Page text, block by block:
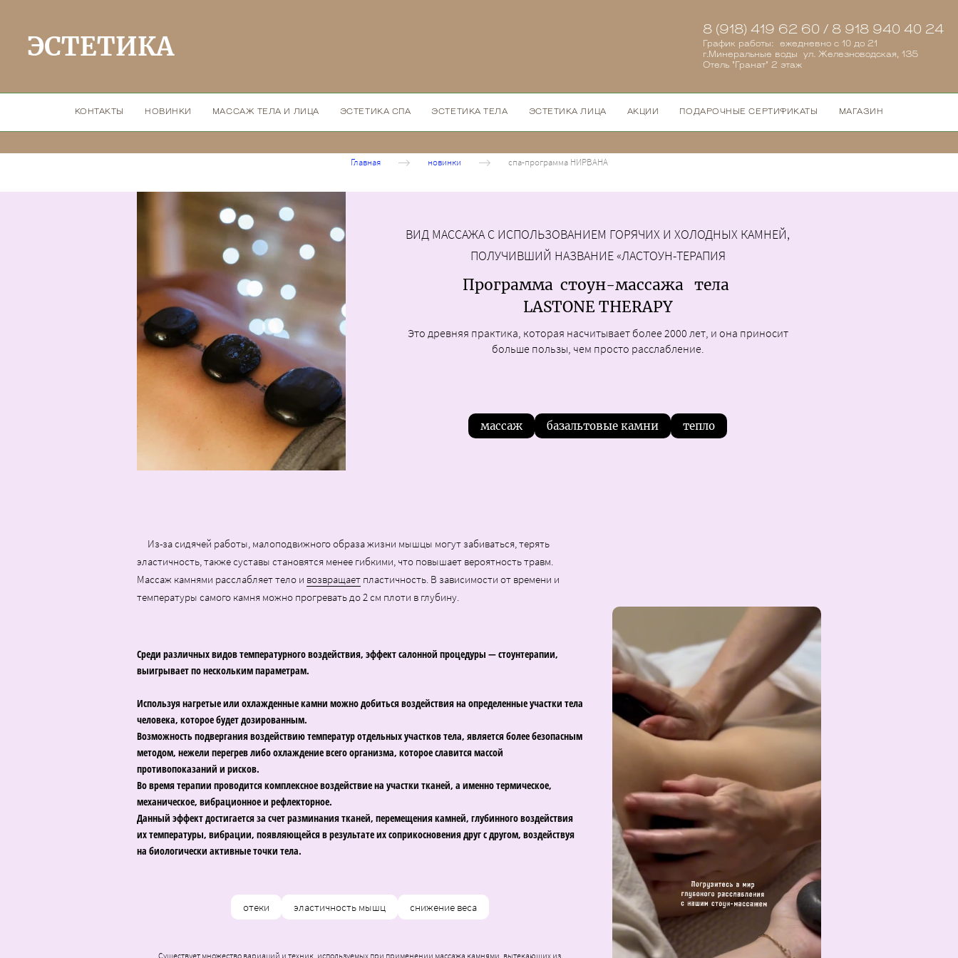
ЭСТЕТИКА 8 (918) 419 62 60 / 8 918 940 40 24
График работы: ежедневно с 10 до 21
г.Минеральные воды ул. Железноводская, 135
Отель "Гранат" 2 этаж
КОНТАКТЫ НОВИНКИ МАССАЖ ТЕЛА И ЛИЦА ЭСТЕТИКА СПА ЭСТЕТИКА ТЕЛА ЭСТЕТИКА ЛИЦА АКЦИИ ПОДАРОЧНЫЕ СЕРТИФИКАТЫ МАГАЗИН
Главная новинки спа-программа НИРВАНА
ВИД МАССАЖА С ИСПОЛЬЗОВАНИЕМ ГОРЯЧИХ И ХОЛОДНЫХ КАМНЕЙ,
ПОЛУЧИВШИЙ НАЗВАНИЕ «ЛАСТОУН-ТЕРАПИЯ
Программа стоун-массажа тела
LASTONE THERAPY
Это древняя практика, которая насчитывает более 2000 лет, и она приносит
больше пользы, чем просто расслабление.
массаж базальтовые камни тепло
Из-за сидячей работы, малоподвижного образа жизни мышцы могут забиваться, терять
эластичность, также суставы становятся менее гибкими, что повышает вероятность травм.
Массаж камнями расслабляет тело и возвращает пластичность. В зависимости от времени и
температуры самого камня можно прогревать до 2 см плоти в глубину.
Среди различных видов температурного воздействия, эффект салонной процедуры — стоунтерапии,
выигрывает по нескольким параметрам.
Используя нагретые или охлажденные камни можно добиться воздействия на определенные участки тела
человека, которое будет дозированным.
Возможность подвергания воздействию температур отдельных участков тела, является более безопасным
методом, нежели перегрев либо охлаждение всего организма, которое славится массой
противопоказаний и рисков.
Во время терапии проводится комплексное воздействие на участки тканей, а именно термическое,
механическое, вибрационное и рефлекторное.
Данный эффект достигается за счет разминания тканей, перемещения камней, глубинного воздействия
их температуры, вибрации, появляющейся в результате их соприкосновения друг с другом, воздействуя
на биологически активные точки тела.
отеки эластичность мышц снижение веса
Существует множество вариаций и техник, используемых при применении массажа камнями, вытекающих из